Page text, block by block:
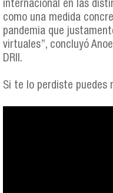
internacional en las
como una medida
pandemia que
virtuales”, concluyó
DRII.
Si te lo perdiste puedes